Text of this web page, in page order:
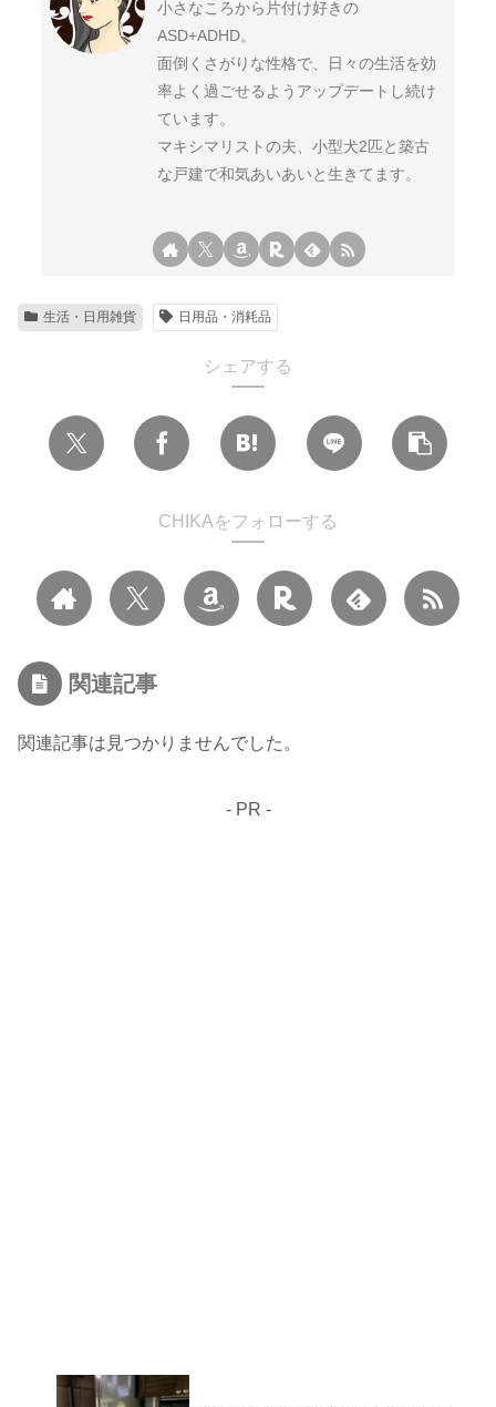
小さなころから片付け好きの
ASD+ADHD。
面倒くさがりな性格で、日々の生活を効
率よく過ごせるようアップデートし続け
ています。
マキシマリストの夫、小型犬2匹と築古
な戸建で和気あいあいと生きてます。
生活・日用雑貨 日用品・消耗品
シェアする
CHIKAをフォローする
関連記事
関連記事は見つかりませんでした。
- PR -